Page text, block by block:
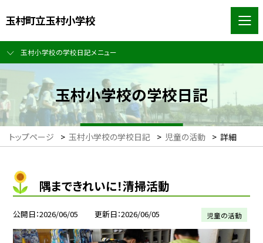
玉村町立玉村小学校
玉村小学校の学校日記メニュー
玉村小学校の学校日記
トップページ > 玉村小学校の学校日記 > 児童の活動 > 詳細
隅まできれいに！清掃活動
公開日 2026/06/05 更新日 2026/06/05 児童の活動